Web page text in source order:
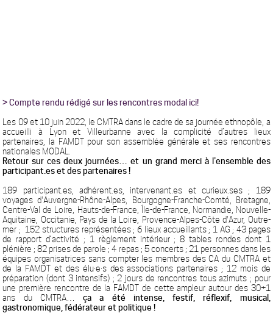
> Compte rendu rédigé sur les rencontres modalici!
Les 09 et 10 juin 2022, le CMTRA dans le cadre de sa journée ethnopôle, a
accueilli à Lyon et Villeurbanne avec la complicité d’autres lieux
partenaires, la FAMDT pour son assemblée générale et ses rencontres
nationales MODAL.
Retour sur ces deux journées… et un grand merci à l’ensemble des
participant.es et des partenaires !
189 participant.es, adhérent.es, intervenant.es et curieux.ses ; 189
voyages d'Auvergne-Rhône-Alpes, Bourgogne-Franche-Comté, Bretagne,
Centre-Val de Loire, Hauts-de-France, Île-de-France, Normandie, Nouvelle-
Aquitaine, Occitanie, Pays de la Loire, Provence-Alpes-Côte d'Azur, Outre-
mer ; 152 structures représentées ; 6 lieux accueillants ; 1 AG ; 43 pages
de rapport d’activité ; 1 règlement intérieur ; 8 tables rondes dont 1
plénière ; 82 prises de parole ; 4 repas ; 5 concerts ; 21 personnes dans les
équipes organisatrices sans compter les membres des CA du CMTRA et
de la FAMDT et des élu·e·s des associations partenaires ; 12 mois de
préparation (dont 3 intensifs) ; 2 jours de rencontres tous azimuts ; pour
une première rencontre de la FAMDT de cette ampleur autour des 30+1
ans du CMTRA…ça a été intense, festif, réflexif, musical,
gastronomique, fédérateur et politique !